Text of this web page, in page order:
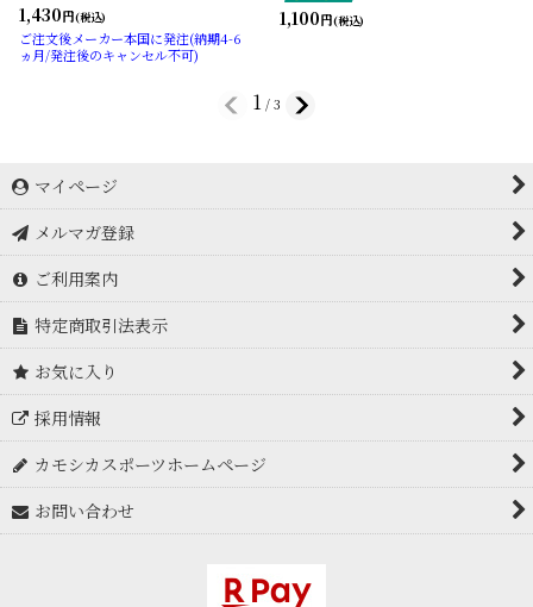
1,430円(税込)
ご注文後メーカー本国に発注(納期4-6
ヵ月/発注後のキャンセル不可)
1,100円(税込)
1 / 3
マイページ
メルマガ登録
ご利用案内
特定商取引法表示
お気に入り
採用情報
カモシカスポーツホームページ
お問い合わせ